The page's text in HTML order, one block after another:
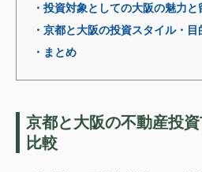
・投資対象としての大阪の魅力と
・京都と大阪の投資スタイル・
・まとめ
京都と大阪の不動産投
比較